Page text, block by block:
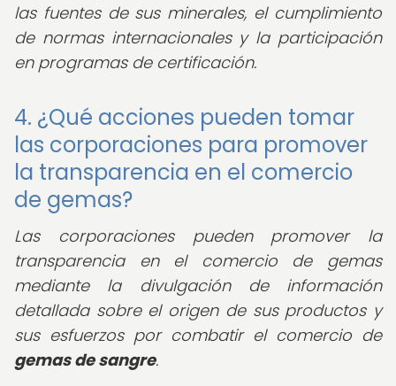
las fuentes de sus minerales, el cumplimiento
de normas internacionales y la participación
en programas de certificación.
4. ¿Qué acciones pueden tomar
las corporaciones para promover
la transparencia en el comercio
de gemas?
Las corporaciones pueden promover la
transparencia en el comercio de gemas
mediante la divulgación de información
detallada sobre el origen de sus productos y
sus esfuerzos por combatir el comercio de
gemas de sangre.